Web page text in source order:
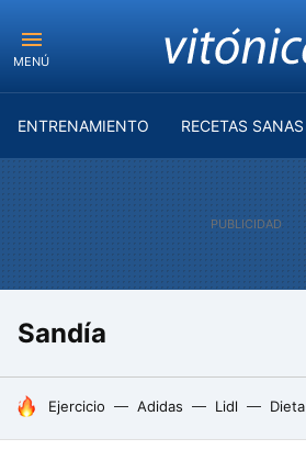
MENÚ
ENTRENAMIENTO RECETAS SANAS
Sandía
HOY SE HABLA DE
Ejercicio Adidas Lidl Dieta